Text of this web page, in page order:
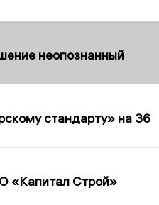
неопознанный
стандарту» на 36
«Капитал Строй»